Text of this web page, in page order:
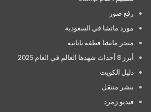
رفع صور
مورد ماتشا في السعودية
متجر ماتشا قطفة يابانية
أبرز 8 أحداث شهدها العالم في العام 2025
دليل الكويت
بنشر متنقل
فيديو زمرد